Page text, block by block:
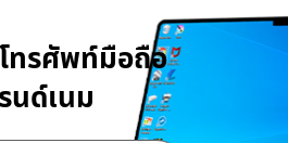
ทรศัพท์มือถือ
นด์เนม